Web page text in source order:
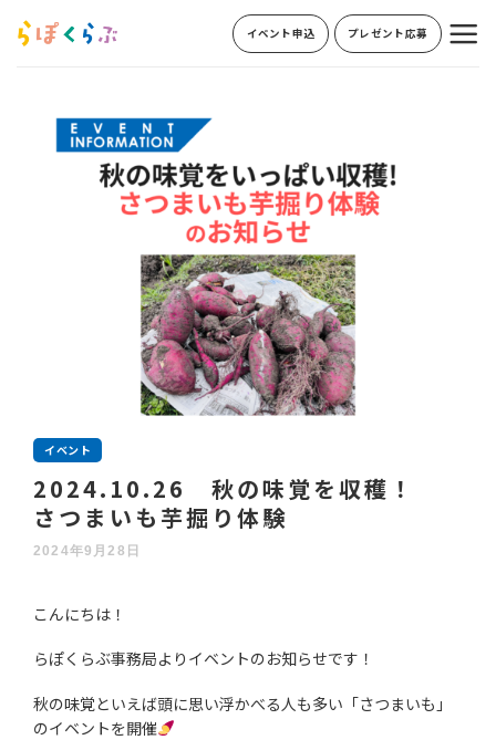
to
イベント申込 プレゼント応募
イベント
2024.10.26 秋の味覚を収穫！
さつまいも芋掘り体験
2024年9月28日
こんにちは！
らぽくらぶ事務局よりイベントのお知らせです！
秋の味覚といえば頭に思い浮かべる人も多い「さつまいも」
のイベントを開催